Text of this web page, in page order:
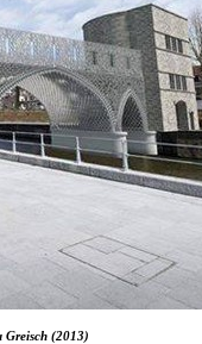
Greisch (2013)